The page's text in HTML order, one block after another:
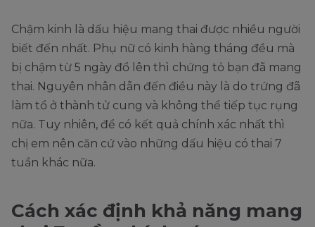
Chậm kinh là dấu hiệu mang thai được nhiều người
biết đến nhất. Phụ nữ có kinh hàng tháng đều mà
bị chậm từ 5 ngày đổ lên thì chứng tỏ bạn đã mang
thai. Nguyên nhân dẫn đến điều này là do trứng đã
làm tổ ở thành tử cung và không thể tiếp tục rụng
nữa. Tuy nhiên, để có kết quả chính xác nhất thì
chị em nên căn cứ vào những dấu hiệu có thai 7
tuần khác nữa.
Cách xác định khả năng mang